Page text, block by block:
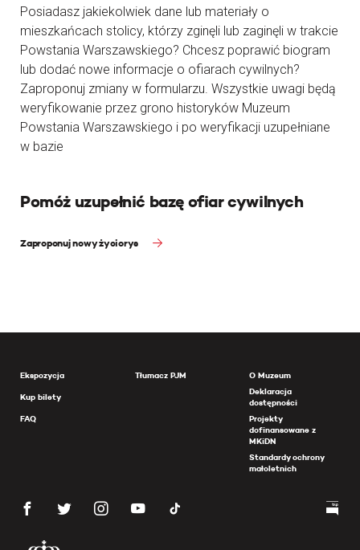
Posiadasz jakiekolwiek dane lub materiały o
mieszkańcach stolicy, którzy zginęli lub zaginęli w trakcie
Powstania Warszawskiego? Chcesz poprawić biogram
lub dodać nowe informacje o ofiarach cywilnych?
Zaproponuj zmiany w formularzu. Wszystkie uwagi będą
weryfikowanie przez grono historyków Muzeum
Powstania Warszawskiego i po weryfikacji uzupełniane
w bazie
Pomóż uzupełnić bazę ofiar cywilnych
Zaproponuj nowy życiorys
Ekspozycja
Kup bilety
FAQ
Tłumacz PJM
O Muzeum
Deklaracja
dostępności
Projekty
dofinansowane z
MKiDN
Standardy ochrony
małoletnich